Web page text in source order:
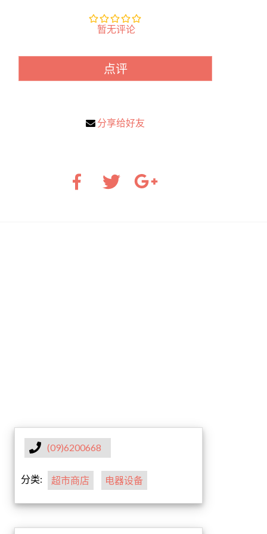
暂无评论
点评
分享给好友
(09)6200668
分类: 超市商店 电器设备